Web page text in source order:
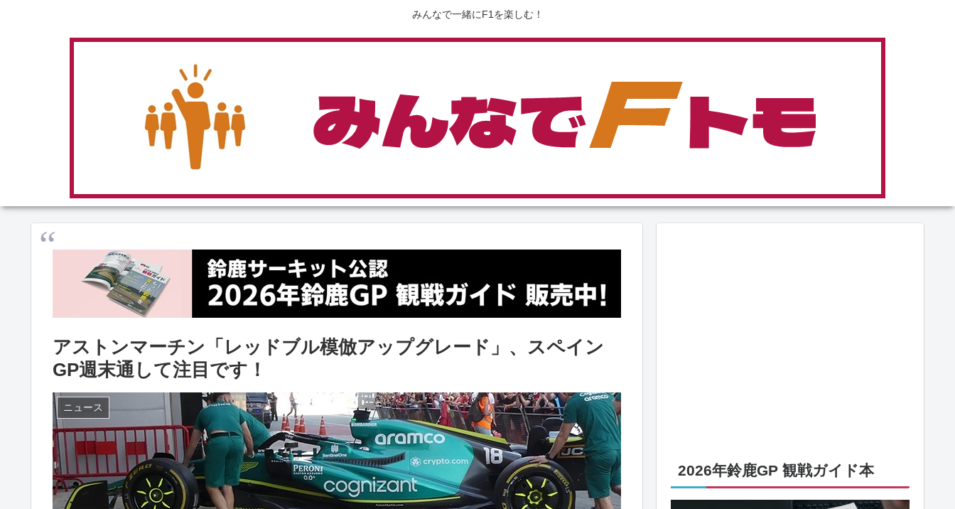
みんなで一緒にF1を楽しむ！
アストンマーチン「レッドブル模倣アップグレード」、スペイン
GP週末通して注目です！
ニュース
2026年鈴鹿GP 観戦ガイド本